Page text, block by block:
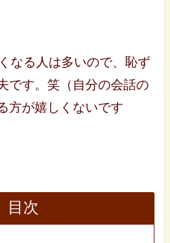
なる人は多いので、恥ず
です。笑（自分の会話の
方が嬉しくないです
目次